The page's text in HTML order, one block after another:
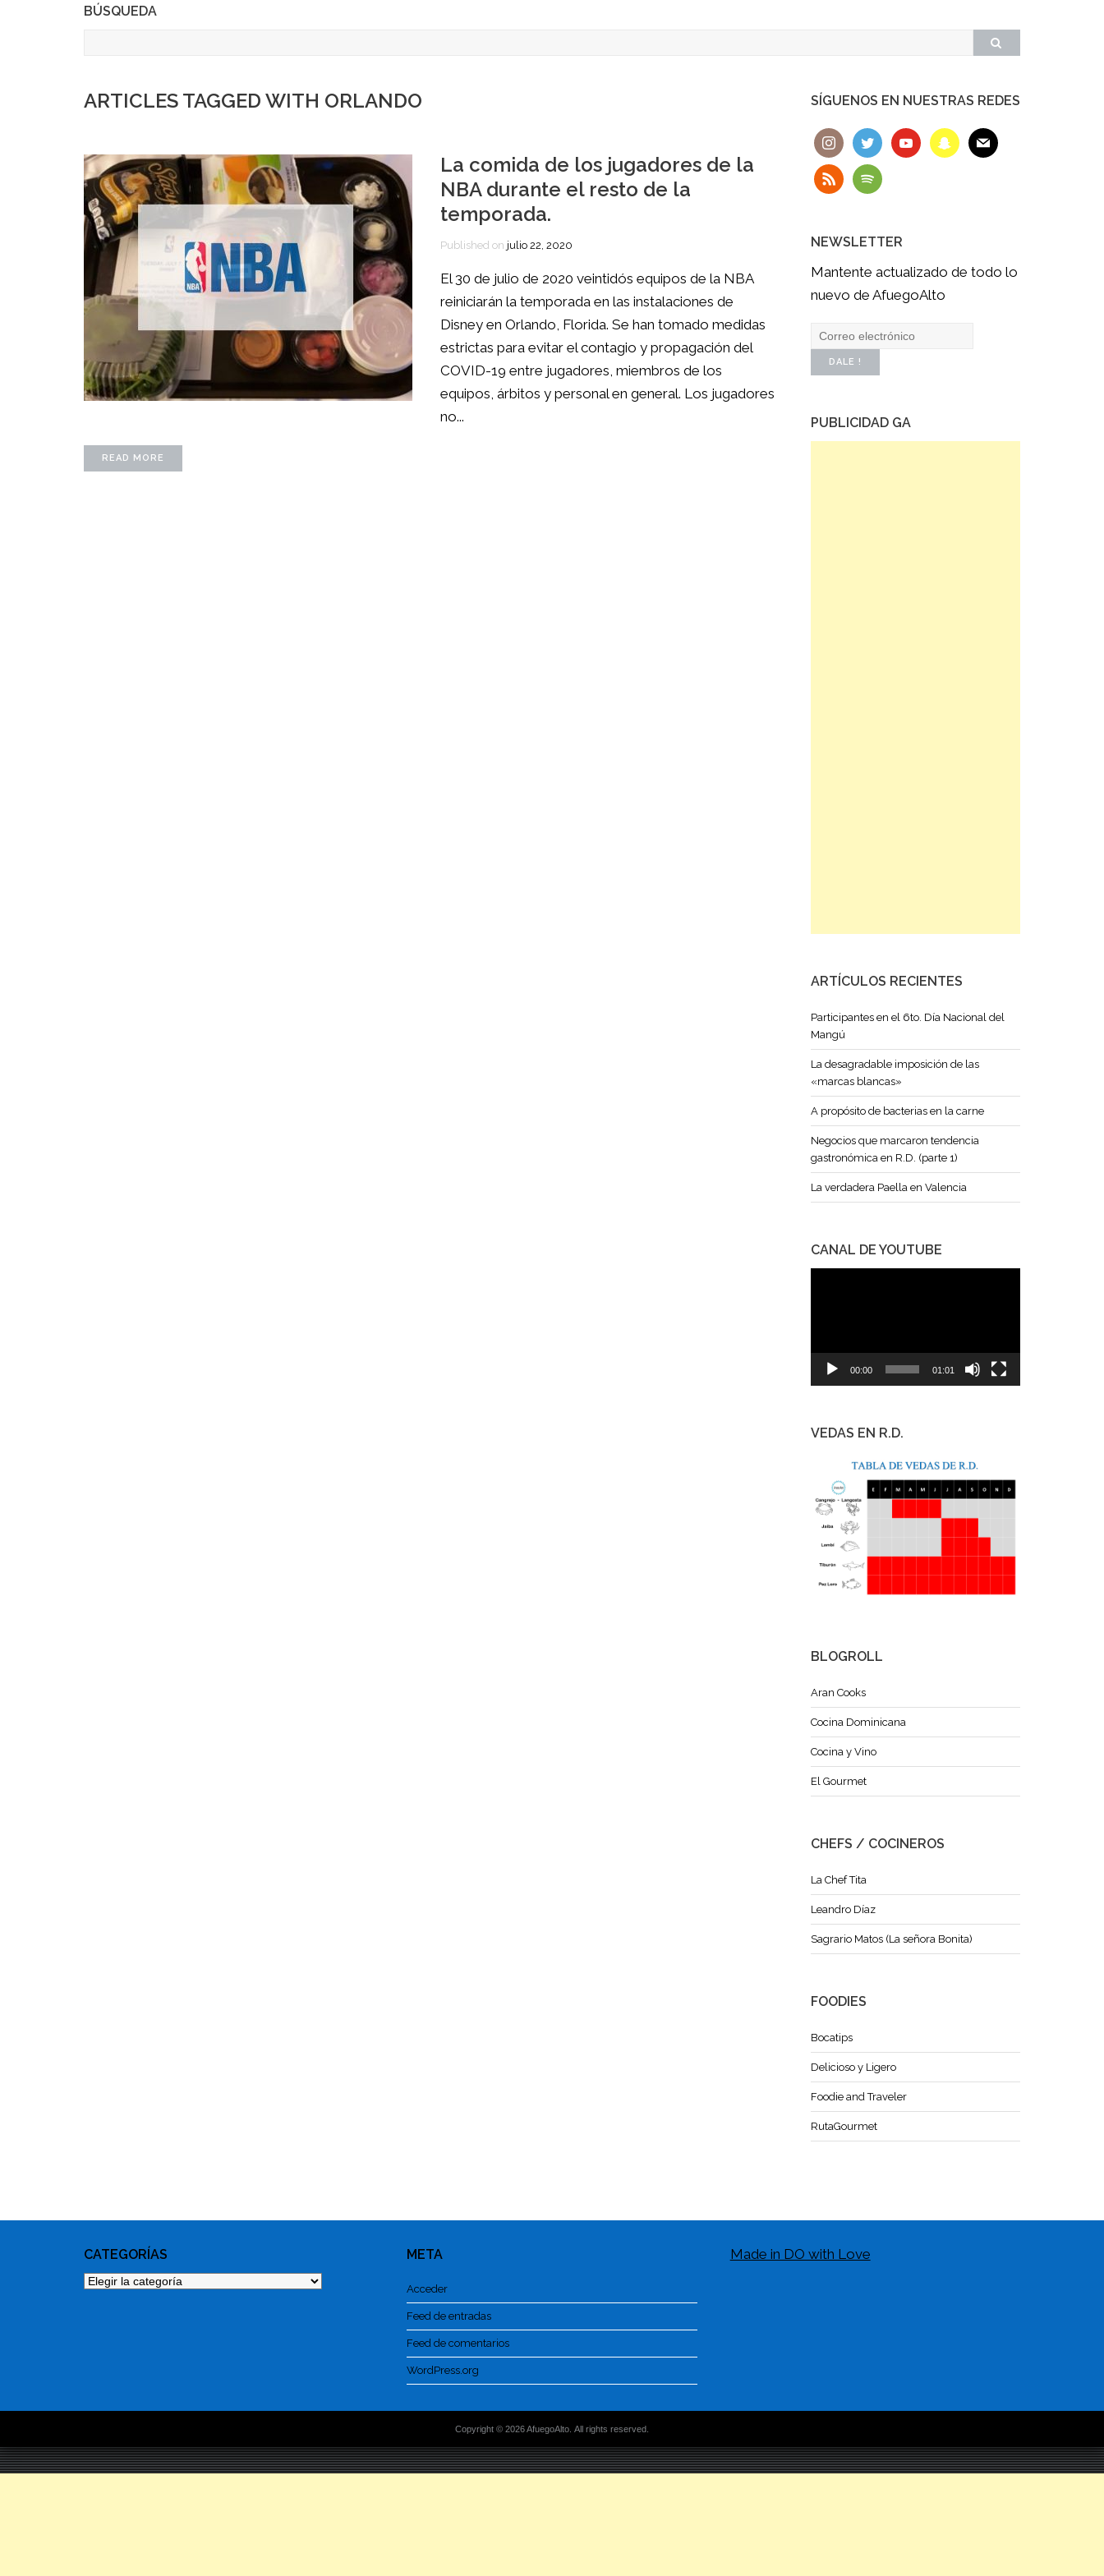
BÚSQUEDA
ARTICLES TAGGED WITH ORLANDO
La comida de los jugadores de la
NBA durante el resto de la
temporada.
Published on julio 22, 2020
El 30 de julio de 2020 veintidós equipos de la NBA
reiniciarán la temporada en las instalaciones de
Disney en Orlando, Florida. Se han tomado medidas
estrictas para evitar el contagio y propagación del
COVID-19 entre jugadores, miembros de los
equipos, árbitos y personal en general. Los jugadores
no...
READ MORE
SÍGUENOS EN NUESTRAS REDES
NEWSLETTER
Mantente actualizado de todo lo
nuevo de AfuegoAlto
PUBLICIDAD GA
ARTÍCULOS RECIENTES
Participantes en el 6to. Día Nacional del
Mangú
La desagradable imposición de las
«marcas blancas»
A propósito de bacterias en la carne
Negocios que marcaron tendencia
gastronómica en R.D. (parte 1)
La verdadera Paella en Valencia
CANAL DE YOUTUBE
00:00 01:01
VEDAS EN R.D.
BLOGROLL
Aran Cooks
Cocina Dominicana
Cocina y Vino
El Gourmet
CHEFS / COCINEROS
La Chef Tita
Leandro Díaz
Sagrario Matos (La señora Bonita)
FOODIES
Bocatips
Delicioso y Ligero
Foodie and Traveler
RutaGourmet
CATEGORÍAS
Categorías
META
Acceder
Feed de entradas
Feed de comentarios
WordPress.org
Made in DO with Love
Copyright © 2026 AfuegoAlto. All rights reserved.